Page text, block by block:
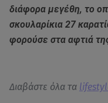
διάφορα μεγέθη, το
σκουλαρίκια 27
φορούσε στα αφτιά
Διαβάστε όλα τα